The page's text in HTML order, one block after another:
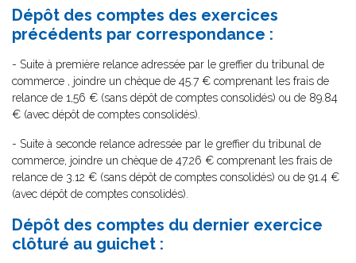
Dépôt des comptes des exercices
précédents par correspondance :
- Suite à première relance adressée par le greffier du tribunal de
commerce , joindre un chèque de 45.7 € comprenant les frais de
relance de 1,56 € (sans dépôt de comptes consolidés) ou de 89.84
€ (avec dépôt de comptes consolidés).
- Suite à seconde relance adressée par le greffier du tribunal de
commerce, joindre un chèque de 47.26 € comprenant les frais de
relance de 3.12 € (sans dépôt de comptes consolidés) ou de 91.4 €
(avec dépôt de comptes consolidés).
Dépôt des comptes du dernier exercice
clôturé au guichet :